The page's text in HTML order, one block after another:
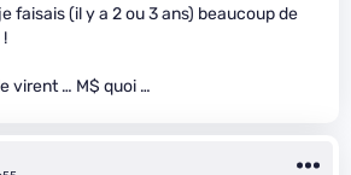
faisais (il y a 2 ou 3 ans) beaucoup de
virent … M$ quoi …